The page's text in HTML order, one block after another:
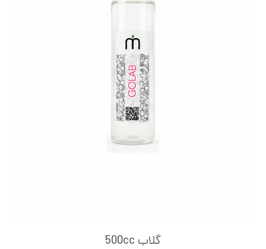
گلاب 500cc